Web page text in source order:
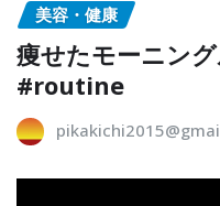
美容・健康
痩せたモーニン
#routine